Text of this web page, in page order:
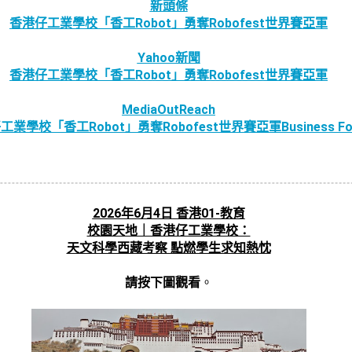
新頭條
香港仔工業學校「香工Robot」勇奪Robofest世界賽亞軍
Yahoo新聞
香港仔工業學校「香工Robot」勇奪Robofest世界賽亞軍
MediaOutReach
業學校「香工Robot」勇奪Robofest世界賽亞軍Business
2026年6月4日 香港01-教育
校園天地｜香港仔工業學校：
天文科學西藏考察 點燃學生求知熱忱
請按下圖觀看。